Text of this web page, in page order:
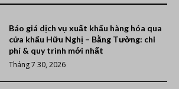
Báo giá dịch vụ xuất khẩu hàng hóa qua
cửa khẩu Hữu Nghị – Bằng Tường: chi
phí & quy trình mới nhất
Tháng 7 30, 2026